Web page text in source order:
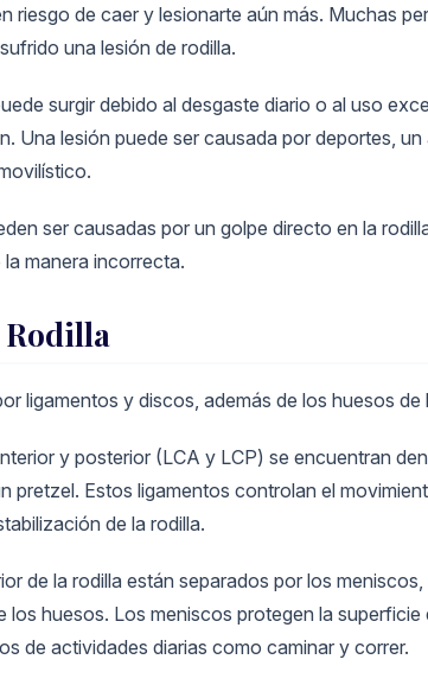
riesgo de caer y lesionarte aún más. Muchas
una lesión de rodilla.
surgir debido al desgaste diario o al uso
Una lesión puede ser causada por deportes,
ser causadas por un golpe directo en la
manera incorrecta.
Rodilla
ligamentos y discos, además de los huesos de
y posterior (LCA y LCP) se encuentran
pretzel. Estos ligamentos controlan el
de la rodilla.
de la rodilla están separados por los
huesos. Los meniscos protegen la superficie
de actividades diarias como caminar y correr.